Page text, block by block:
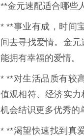
**金元速配适合哪些
* **事业有成，时间
间去寻找爱情。金
能拥有幸福的爱情。
* **对生活品质有较
值观相符、经济实
机会结识更多优秀的
* **渴望快速找到真